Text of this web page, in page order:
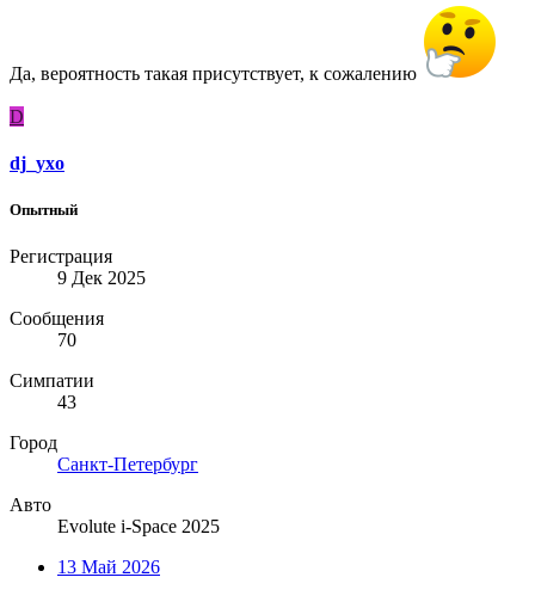
Да, вероятность такая присутствует, к сожалению
D
dj_yxo
Опытный
Регистрация
9 Дек 2025
Сообщения
70
Симпатии
43
Город
Санкт-Петербург
Авто
Evolute i-Space 2025
13 Май 2026